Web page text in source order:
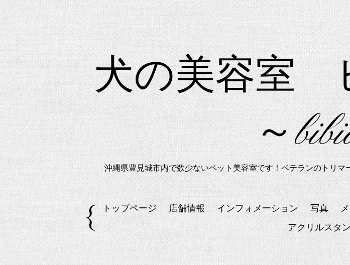
犬の美容
～
沖縄県豊見城市内で数少ないペット美容室です！ベテランのトリ
トップページ 店舗情報 インフォメーション 写真
アクリルスタ